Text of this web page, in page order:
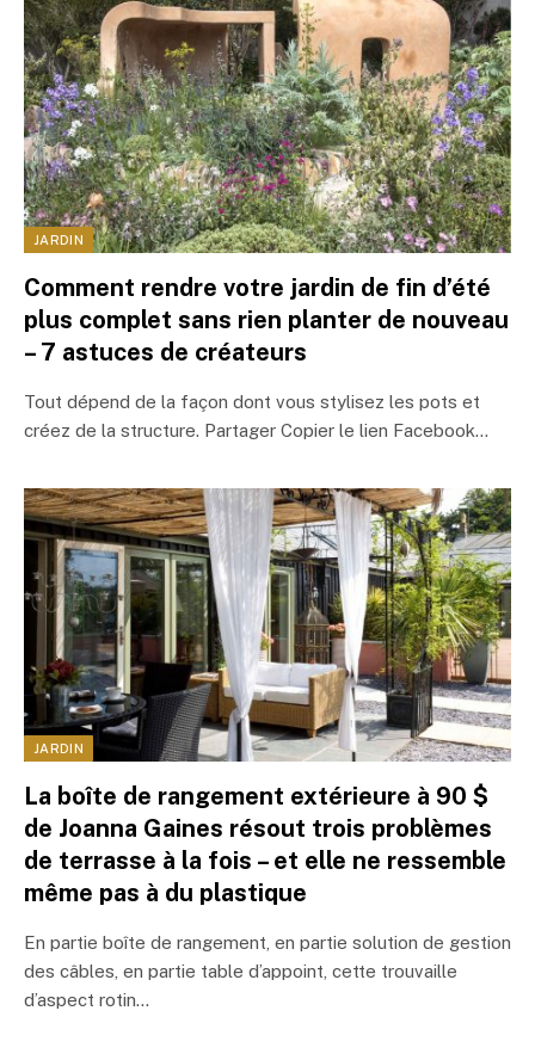
JARDIN
Comment rendre votre jardin de fin d’été
plus complet sans rien planter de nouveau
– 7 astuces de créateurs
Tout dépend de la façon dont vous stylisez les pots et
créez de la structure. Partager Copier le lien Facebook…
JARDIN
La boîte de rangement extérieure à 90 $
de Joanna Gaines résout trois problèmes
de terrasse à la fois – et elle ne ressemble
même pas à du plastique
En partie boîte de rangement, en partie solution de gestion
des câbles, en partie table d’appoint, cette trouvaille
d’aspect rotin…